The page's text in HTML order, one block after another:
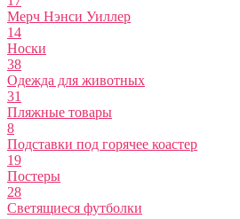
Мерч Нэнси Уиллер
14
Носки
38
Одежда для животных
31
Пляжные товары
8
Подставки под горячее коастер
19
Постеры
28
Светящиеся футболки